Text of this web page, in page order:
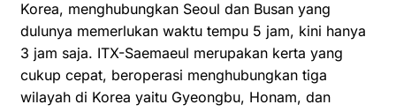
Korea, menghubungkan Seoul dan Busan yang
dulunya memerlukan waktu tempu 5 jam, kini hanya
3 jam saja. ITX-Saemaeul merupakan kerta yang
cukup cepat, beroperasi menghubungkan tiga
wilayah di Korea yaitu Gyeongbu, Honam, dan